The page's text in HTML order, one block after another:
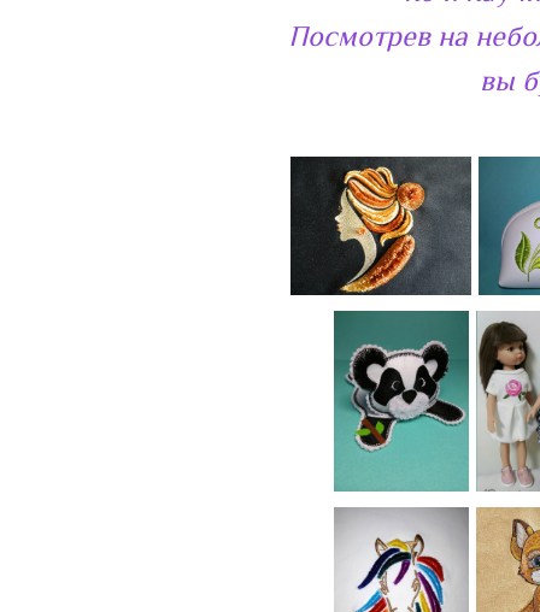
Посмотрев на
вы